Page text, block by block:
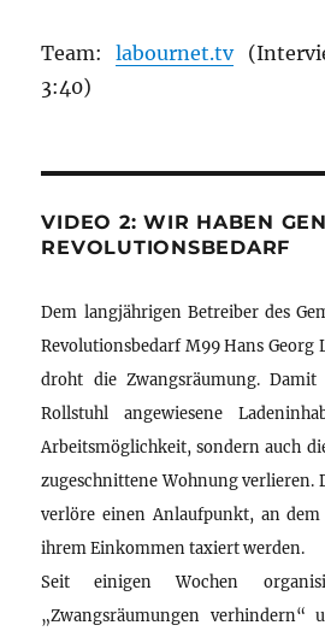
Team:labournet.tv
3:40)
VIDEO 2: WIR HABEN
REVOLUTIONSBEDARF
Dem langjährigen Betreiber des
Revolutionsbedarf M99 Hans Georg
droht die Zwangsräumung.
Rollstuhl angewiesene
Arbeitsmöglichkeit, sondern auch
zugeschnittene Wohnung verlieren.
verlöre einen Anlaufpunkt, an
ihrem Einkommen taxiert werden.
Seit einigen Wochen
„Zwangsräumungen verhindern“